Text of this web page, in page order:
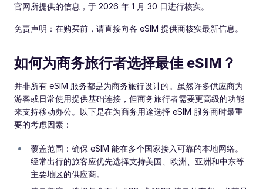
官网所提供的信息，于 2026 年 1 月 30 日进行核实。
免责声明：在购买前，请直接向各 eSIM 提供商核实最新信息。
如何为商务旅行者选择最佳 eSIM？
并非所有 eSIM 服务都是为商务旅行设计的。虽然许多供应商为
游客或日常使用提供基础连接，但商务旅行者需要更高级的功能
来支持移动办公。以下是在为商务用途选择 eSIM 服务商时最重
要的考虑因素：
覆盖范围：确保 eSIM 能在多个国家接入可靠的本地网络。
经常出行的旅客应优先选择支持美国、欧洲、亚洲和中东等
主要地区的供应商。